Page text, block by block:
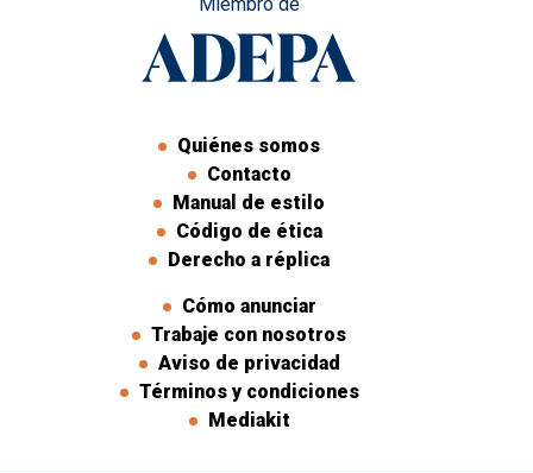
Quiénes somos
Contacto
Manual de estilo
Código de ética
Derecho a réplica
Cómo anunciar
Trabaje con nosotros
Aviso de privacidad
Términos y condiciones
Mediakit